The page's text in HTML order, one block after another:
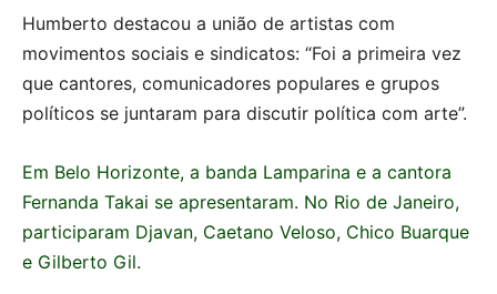
Humberto destacou a união de artistas com
movimentos sociais e sindicatos: “Foi a primeira vez
que cantores, comunicadores populares e grupos
políticos se juntaram para discutir política com arte”.
Em Belo Horizonte, a banda Lamparina e a cantora
Fernanda Takai se apresentaram. No Rio de Janeiro,
participaram Djavan, Caetano Veloso, Chico Buarque
e Gilberto Gil.